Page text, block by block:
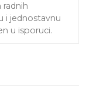
i jednostavnu
u isporuci.